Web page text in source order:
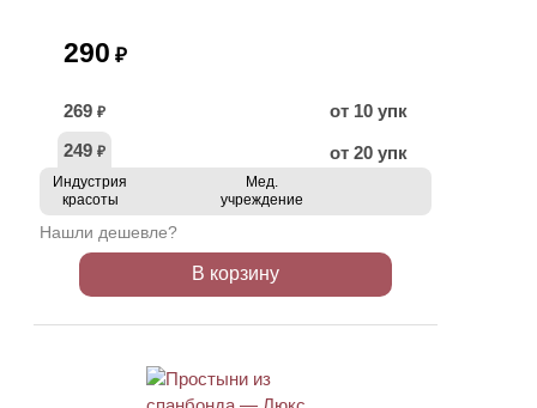
290 ₽
269 ₽
от 10 упк
249 ₽ от 20 упк
Индустрия
красоты
Мед.
учреждение
Нашли дешевле?
В корзину